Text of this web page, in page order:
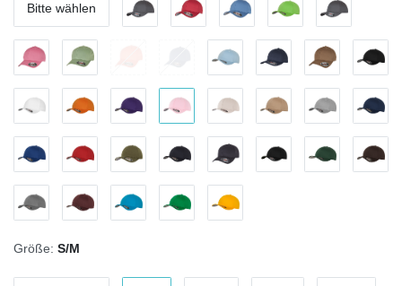
Bitte wählen
Größe: S/M